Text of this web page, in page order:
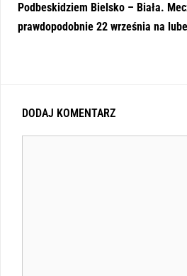
Podbeskidziem Bielsko – Biała.
prawdopodobnie 22 września na
DODAJ KOMENTARZ